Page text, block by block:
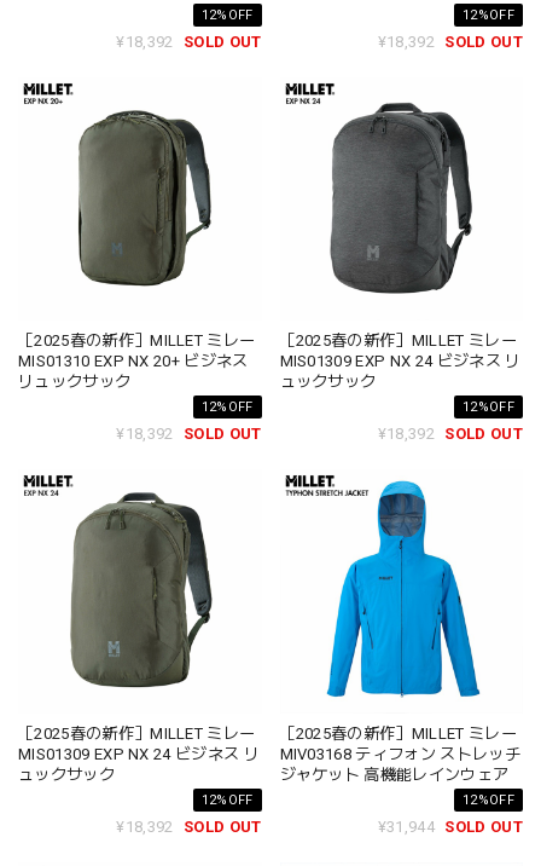
12%OFF
¥18,392 SOLD OUT
12%OFF
¥18,392 SOLD OUT
［2025春の新作］MILLET ミレー
MIS01310 EXP NX 20+ ビジネス
リュックサック
12%OFF
¥18,392 SOLD OUT
［2025春の新作］MILLET ミレー
MIS01309 EXP NX 24 ビジネス リ
ュックサック
12%OFF
¥18,392 SOLD OUT
［2025春の新作］MILLET ミレー
MIS01309 EXP NX 24 ビジネス リ
ュックサック
12%OFF
¥18,392 SOLD OUT
［2025春の新作］MILLET ミレー
MIV03168 ティフォン ストレッチ
ジャケット 高機能レインウェア
12%OFF
¥31,944 SOLD OUT